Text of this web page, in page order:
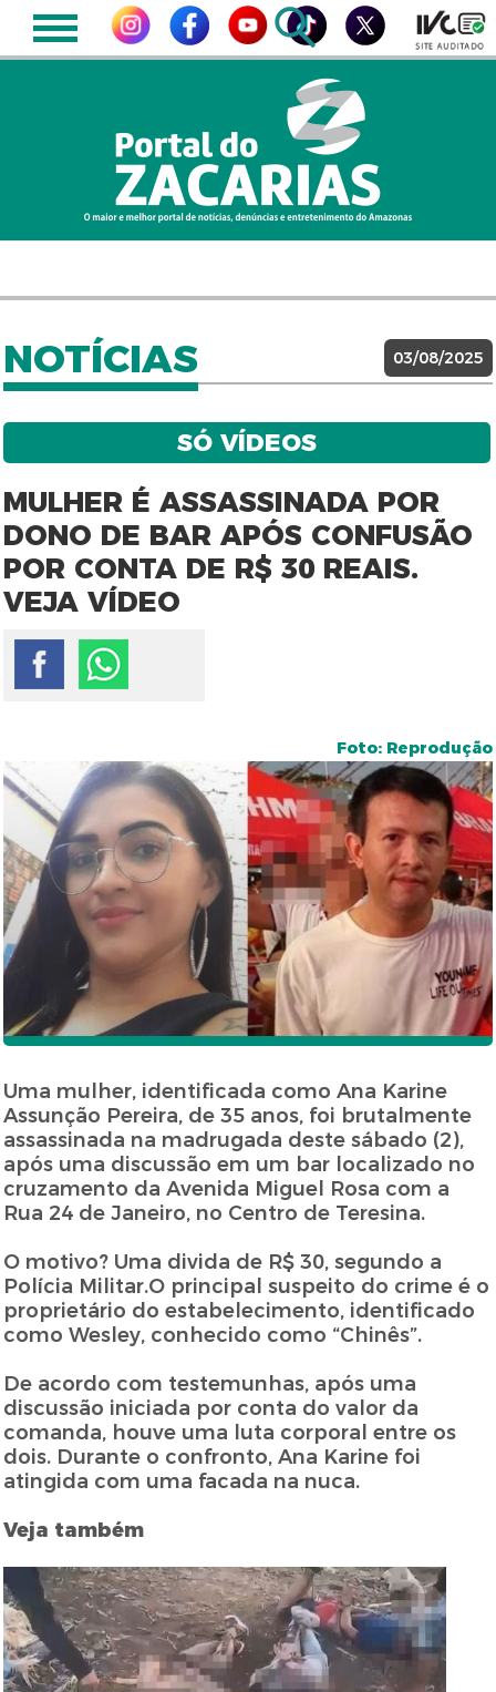
NOTÍCIAS 03/08/2025
SÓ VÍDEOS
MULHER É ASSASSINADA POR
DONO DE BAR APÓS CONFUSÃO
POR CONTA DE R$ 30 REAIS.
VEJA VÍDEO
Foto: Reprodução
Uma mulher, identificada como Ana Karine
Assunção Pereira, de 35 anos, foi brutalmente
assassinada na madrugada deste sábado (2),
após uma discussão em um bar localizado no
cruzamento da Avenida Miguel Rosa com a
Rua 24 de Janeiro, no Centro de Teresina.
O motivo? Uma divida de R$ 30, segundo a
Polícia Militar.O principal suspeito do crime é o
proprietário do estabelecimento, identificado
como Wesley, conhecido como “Chinês”.
De acordo com testemunhas, após uma
discussão iniciada por conta do valor da
comanda, houve uma luta corporal entre os
dois. Durante o confronto, Ana Karine foi
atingida com uma facada na nuca.
Veja também